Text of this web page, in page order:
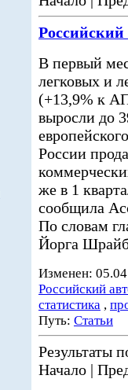
В первый
легковых и
(+13,9% к
выросли до
России
же в 1
сообщила
По словам
Йорга
Изменен:
Российский
статистика ,
Путь: Статьи
Результаты
Начало |